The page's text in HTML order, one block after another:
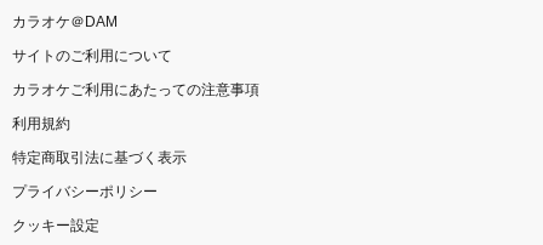
カラオケ＠DAM
サイトのご利用について
カラオケご利用にあたっての注意事項
利用規約
特定商取引法に基づく表示
プライバシーポリシー
クッキー設定